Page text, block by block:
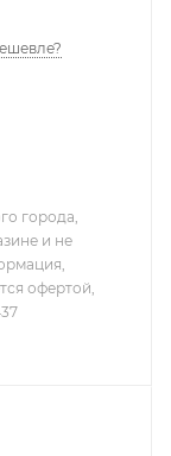
города,
и не
офертой,